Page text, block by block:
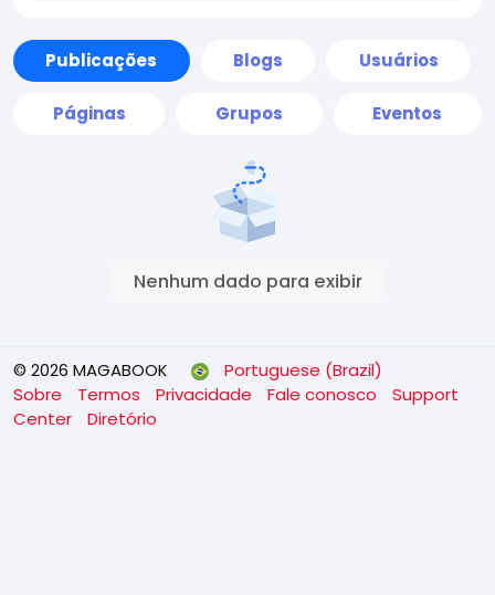
Publicações Blogs Usuários
Páginas Grupos Eventos
Nenhum dado para exibir
© 2026 MAGABOOK
Portuguese (Brazil)
Sobre
Termos Privacidade Fale conosco
Support
Center
Diretório